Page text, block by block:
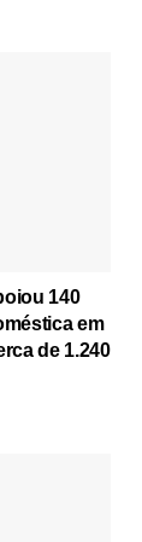
140
em
de 1.240